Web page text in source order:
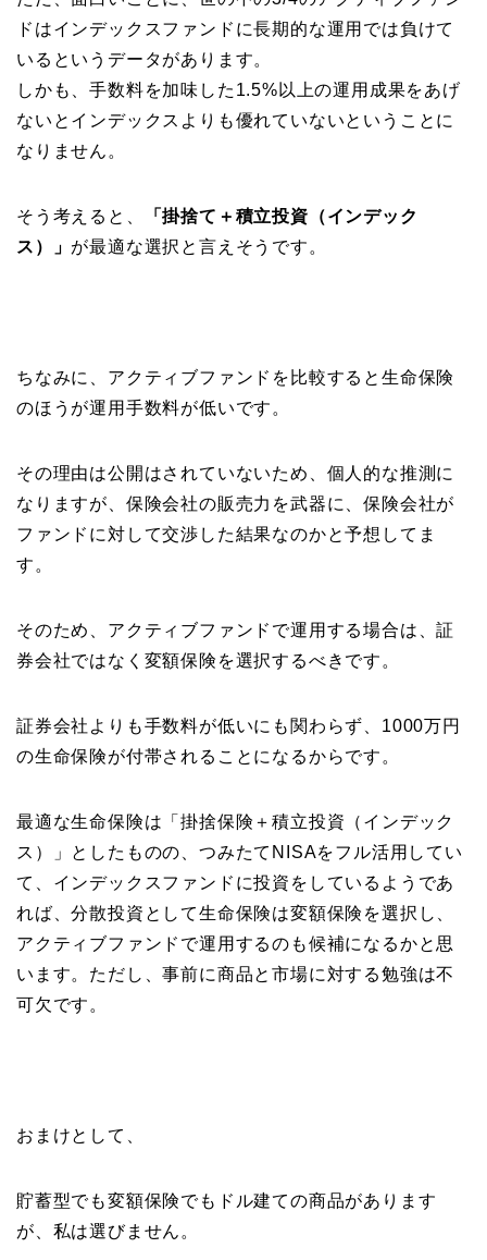
ドはインデックスファンドに長期的な運用では負けて
いるというデータがあります。
しかも、手数料を加味した1.5%以上の運用成果をあげ
ないとインデックスよりも優れていないということに
なりません。
そう考えると、
「掛捨て＋積立投資（インデック
ス）」 が最適な選択と言えそうです。
ちなみに、アクティブファンドを比較すると生命保険
のほうが運用手数料が低いです。
その理由は公開はされていないため、個人的な推測に
なりますが、保険会社の販売力を武器に、保険会社が
ファンドに対して交渉した結果なのかと予想してま
す。
そのため、アクティブファンドで運用する場合は、証
券会社ではなく変額保険を選択するべきです。
証券会社よりも手数料が低いにも関わらず、1000万円
の生命保険が付帯されることになるからです。
最適な生命保険は「掛捨保険＋積立投資（インデック
ス）」としたものの、つみたてNISAをフル活用してい
て、インデックスファンドに投資をしているようであ
れば、分散投資として生命保険は変額保険を選択し、
アクティブファンドで運用するのも候補になるかと思
います。ただし、事前に商品と市場に対する勉強は不
可欠です。
おまけとして、
貯蓄型でも変額保険でもドル建ての商品があります
が、私は選びません。